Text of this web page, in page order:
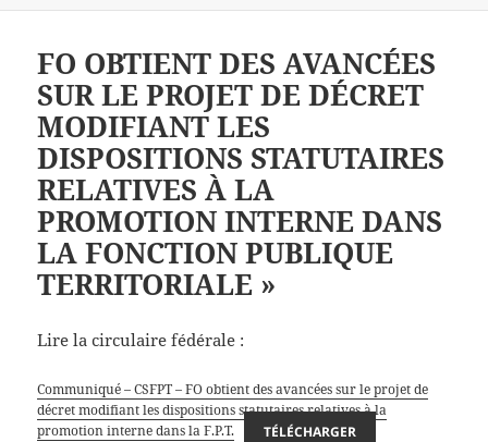
FO OBTIENT DES AVANCÉES
SUR LE PROJET DE DÉCRET
MODIFIANT LES
DISPOSITIONS STATUTAIRES
RELATIVES À LA
PROMOTION INTERNE DANS
LA FONCTION PUBLIQUE
TERRITORIALE »
Lire la circulaire fédérale :
Communiqué – CSFPT – FO obtient des avancées sur le projet de
décret modifiant les dispositions statutaires relatives à la
promotion interne dans la F.P.T.
TÉLÉCHARGER